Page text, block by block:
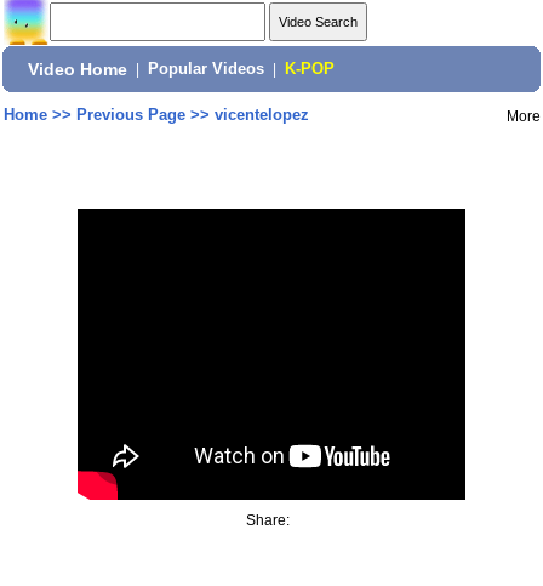
Video Home Popular Videos K-POP
Home>> Previous Page>> vicentelopez More
Share: